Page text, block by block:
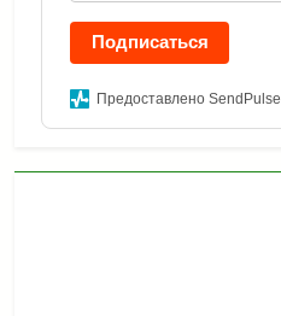
Подписаться
Предоставлено SendPulse